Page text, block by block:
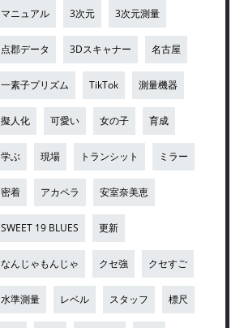
マニュアル 3次元 3次元測量
点郡データ 3Dスキャナー 名古屋
一素子プリズム TikTok 測量機器
擬人化 可愛い 女の子 育成
学ぶ 現場 トランシット ミラー
密着 アカペラ 安室奈美恵
SWEET 19 BLUES 更新
なんじゃもんじゃ クセ強 クセすご
水準測量 レベル スタッフ 標尺